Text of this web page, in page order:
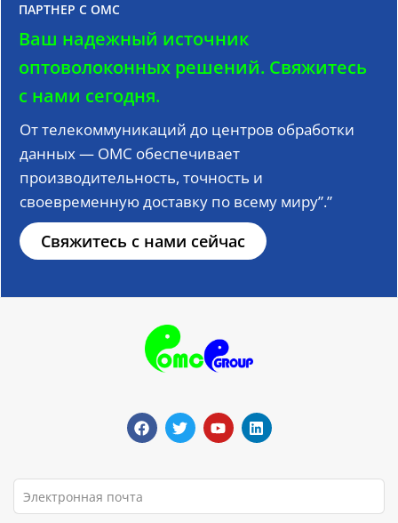
ПАРТНЕР С OMC
Ваш надежный источник
оптоволоконных решений. Свяжитесь
с нами сегодня.
От телекоммуникаций до центров обработки
данных — OMC обеспечивает
производительность, точность и
своевременную доставку по всему миру”.”
Свяжитесь с нами сейчас
a
c
e
o
k
w
i
t
r
o
u
t
e
i
n
k
i
Электронная
почта